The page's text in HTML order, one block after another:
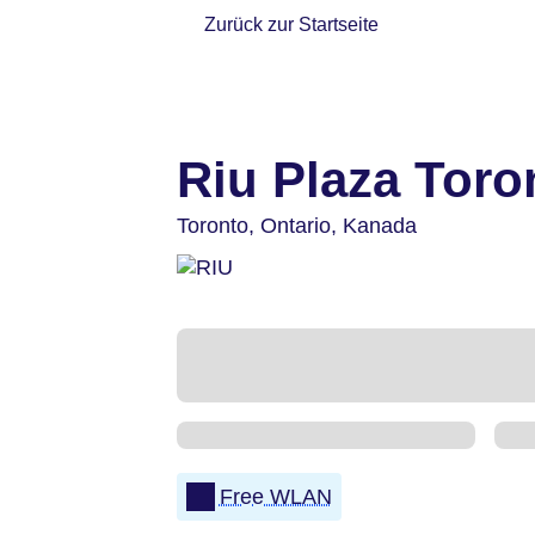
Zurück zur Startseite
Riu Plaza
Toronto, Ontario, Kanada
Free WLAN